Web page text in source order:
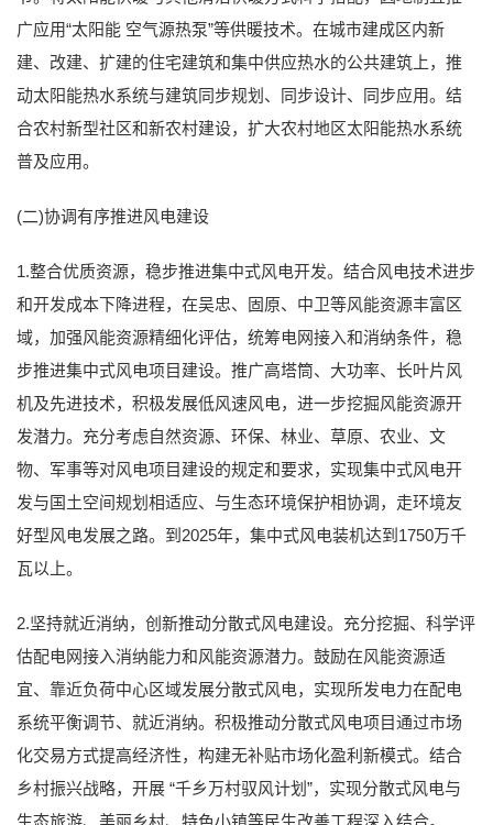
广应用“太阳能 空气源热泵”等供暖技术。在城市建成区内新
建、改建、扩建的住宅建筑和集中供应热水的公共建筑上，推
动太阳能热水系统与建筑同步规划、同步设计、同步应用。结
合农村新型社区和新农村建设，扩大农村地区太阳能热水系统
普及应用。
(二)协调有序推进风电建设
1.整合优质资源，稳步推进集中式风电开发。结合风电技术进步
和开发成本下降进程，在吴忠、固原、中卫等风能资源丰富区
域，加强风能资源精细化评估，统筹电网接入和消纳条件，稳
步推进集中式风电项目建设。推广高塔筒、大功率、长叶片风
机及先进技术，积极发展低风速风电，进一步挖掘风能资源开
发潜力。充分考虑自然资源、环保、林业、草原、农业、文
物、军事等对风电项目建设的规定和要求，实现集中式风电开
发与国土空间规划相适应、与生态环境保护相协调，走环境友
好型风电发展之路。到2025年，集中式风电装机达到1750万千
瓦以上。
2.坚持就近消纳，创新推动分散式风电建设。充分挖掘、科学评
估配电网接入消纳能力和风能资源潜力。鼓励在风能资源适
宜、靠近负荷中心区域发展分散式风电，实现所发电力在配电
系统平衡调节、就近消纳。积极推动分散式风电项目通过市场
化交易方式提高经济性，构建无补贴市场化盈利新模式。结合
乡村振兴战略，开展 “千乡万村驭风计划”，实现分散式风电与
生态旅游、美丽乡村、特色小镇等民生改善工程深入结合。